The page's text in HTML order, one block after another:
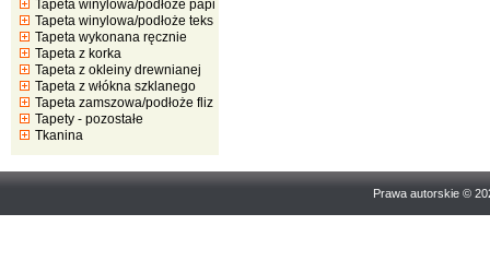
Tapeta winylowa/podłoże papi
Tapeta winylowa/podłoże teks
Tapeta wykonana ręcznie
Tapeta z korka
Tapeta z okleiny drewnianej
Tapeta z włókna szklanego
Tapeta zamszowa/podłoże fliz
Tapety - pozostałe
Tkanina
Prawa autorskie ©